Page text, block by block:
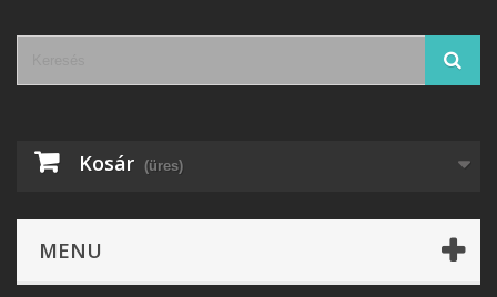
Kosár (üres)
MENU